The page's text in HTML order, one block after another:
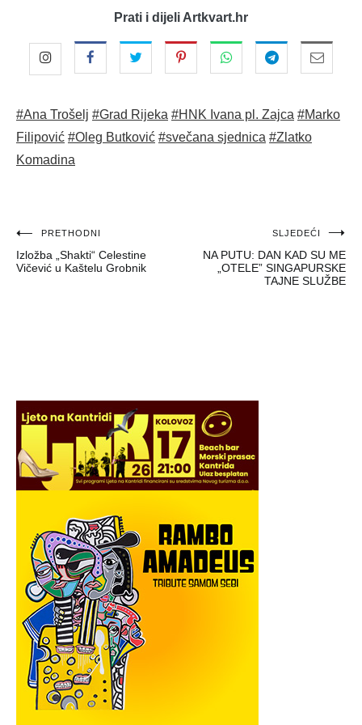
Prati i dijeli Artkvart.hr
#Ana Trošelj #Grad Rijeka #HNK Ivana pl. Zajca #Marko
Filipović #Oleg Butković #svečana sjednica #Zlatko
Komadina
Navigacija
objava
PRETHODNI
Izložba „Shakti“ Celestine
Vičević u Kaštelu Grobnik
SLJEDEĆI
NA PUTU: DAN KAD SU ME
„OTELE” SINGAPURSKE
TAJNE SLUŽBE